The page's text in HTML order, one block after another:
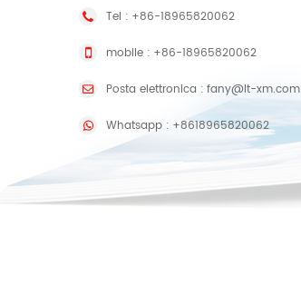
Tel : +86-18965820062
mobile : +86-18965820062
Posta elettronica : fany@lt-xm.com
Whatsapp : +8618965820062